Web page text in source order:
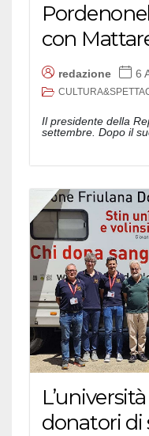
con
redazione 6
Il presidente della
settembre. Dopo il
donatori di